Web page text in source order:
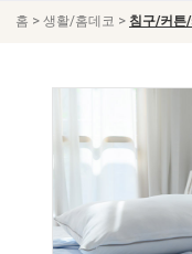
홈 > 생활/홈데코 > 침구/커튼